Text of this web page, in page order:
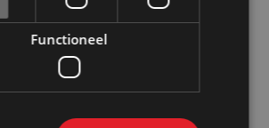
vulling op voeten,
Functioneel